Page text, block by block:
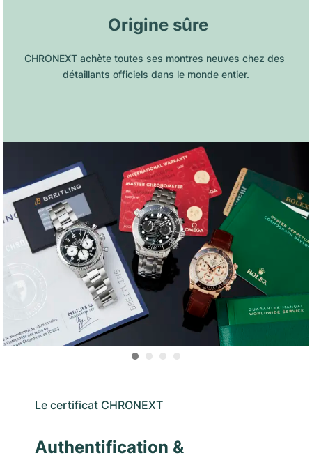
Origine sûre
CHRONEXT achète toutes ses montres neuves chez des
détaillants officiels dans le monde entier.
Le certificat CHRONEXT
Authentification &